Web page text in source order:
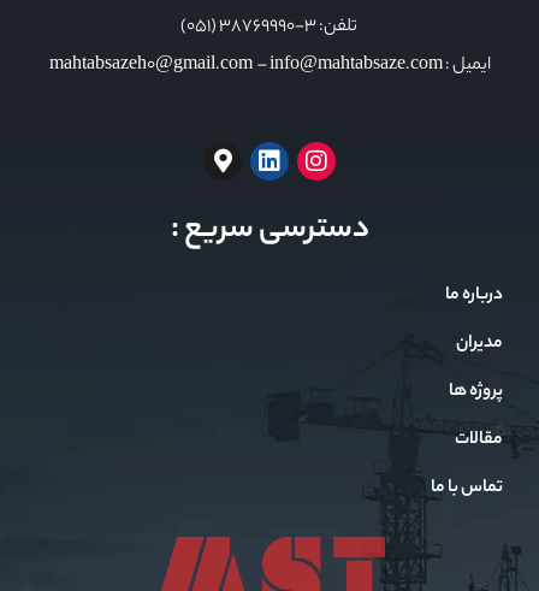
تلفن: 3-38769990 (051)
ایمیل : mahtabsazeh0@gmail.com – info@mahtabsaze.com
دسترسی سریع :
درباره ما
مدیران
پروژه ها
مقالات
تماس با ما